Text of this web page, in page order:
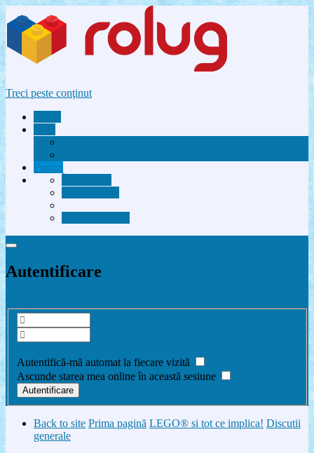
Treci peste conţinut
Forum
Autentificare
Autentifică-mă automat la fiecare vizită
Ascunde starea mea online în această sesiune
Back to site Prima pagină LEGO® si tot ce implica! Discutii
generale